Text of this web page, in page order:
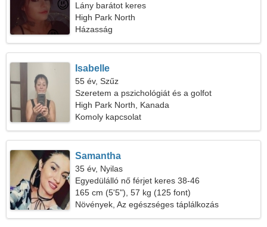
Lány barátot keres
High Park North
Házasság
Isabelle
55 év, Szűz
Szeretem a pszichológiát és a golfot
High Park North, Kanada
Komoly kapcsolat
Samantha
35 év, Nyilas
Egyedülálló nő férjet keres 38-46
165 cm (5'5"), 57 kg (125 font)
Növények, Az egészséges táplálkozás